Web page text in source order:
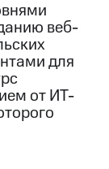
веб-
для
от ИТ-